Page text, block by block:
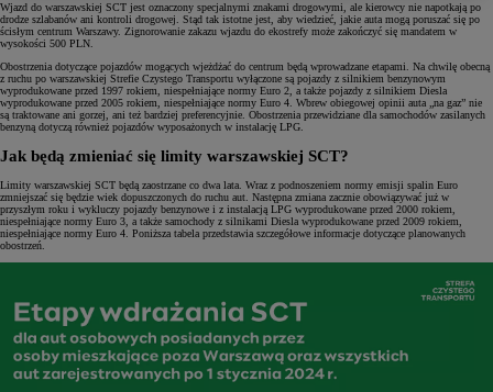
Wjazd do warszawskiej SCT jest oznaczony specjalnymi znakami drogowymi, ale kierowcy nie napotkają po
drodze szlabanów ani kontroli drogowej. Stąd tak istotne jest, aby wiedzieć, jakie auta mogą poruszać się po
ścisłym centrum Warszawy. Zignorowanie zakazu wjazdu do ekostrefy może zakończyć się mandatem w
wysokości 500 PLN.
Obostrzenia dotyczące pojazdów mogących wjeżdżać do centrum będą wprowadzane etapami. Na chwilę obecną
z ruchu po warszawskiej Strefie Czystego Transportu wyłączone są pojazdy z silnikiem benzynowym
wyprodukowane przed 1997 rokiem, niespełniające normy Euro 2, a także pojazdy z silnikiem Diesla
wyprodukowane przed 2005 rokiem, niespełniające normy Euro 4. Wbrew obiegowej opinii auta „na gaz” nie
są traktowane ani gorzej, ani też bardziej preferencyjnie. Obostrzenia przewidziane dla samochodów zasilanych
benzyną dotyczą również pojazdów wyposażonych w instalację LPG.
Jak będą zmieniać się limity warszawskiej SCT?
Limity warszawskiej SCT będą zaostrzane co dwa lata. Wraz z podnoszeniem normy emisji spalin Euro
zmniejszać się będzie wiek dopuszczonych do ruchu aut. Następna zmiana zacznie obowiązywać już w
przyszłym roku i wykluczy pojazdy benzynowe i z instalacją LPG wyprodukowane przed 2000 rokiem,
niespełniające normy Euro 3, a także samochody z silnikami Diesla wyprodukowane przed 2009 rokiem,
niespełniające normy Euro 4. Poniższa tabela przedstawia szczegółowe informacje dotyczące planowanych
obostrzeń.